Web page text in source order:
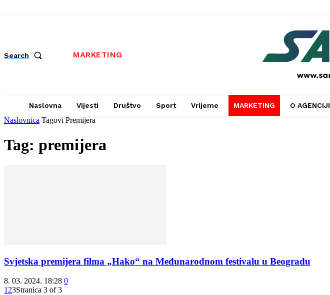
Search MARKETING
Naslovna Vijesti Društvo Sport Vrijeme MARKETING O AGENCIJI
Naslovnica Tagovi Premijera
Tag: premijera
Svjetska premijera filma „Hako“ na Međunarodnom festivalu u Beogradu
8. 03. 2024. 18:28 0
1 23Stranica 3 of 3